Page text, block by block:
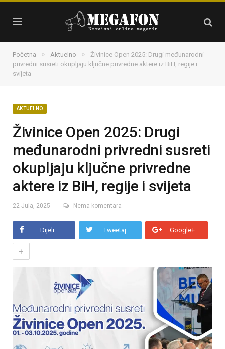
Početna » Aktuelno »
Živinice Open 2025: Drugi međunarodni
privredni susreti okupljaju ključne privredne aktere iz BiH, regije i
svijeta
AKTUELNO
Živinice Open 2025: Drugi
međunarodni privredni susreti
okupljaju ključne privredne
aktere iz BiH, regije i svijeta
22 Jula, 2025 Nema komentara
Dijeli Tweetaj Google+
+